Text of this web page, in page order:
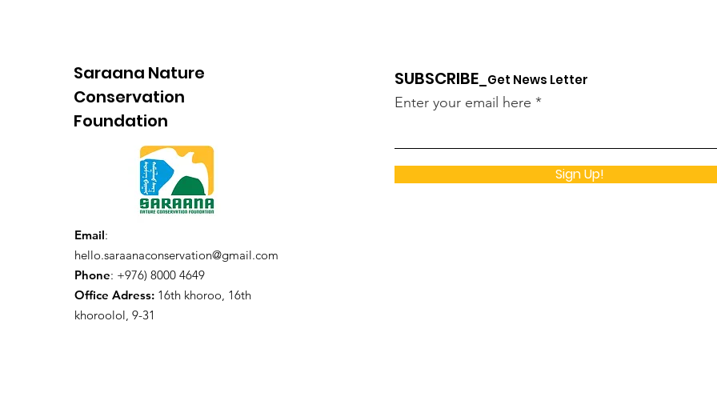
Saraana Nature
Conservation
Foundation
Email:
hello.saraanaconservation@gmail.com
Phone: +976) 8000 4649
Office Adress: 16th khoroo, 16th
khoroolol, 9-31
SUBSCRIBE _Get News Letter
Enter your email here
Sign Up!